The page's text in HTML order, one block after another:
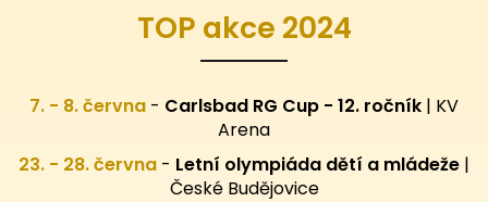
TOP akce 2024
7. - 8. června - Carlsbad RG Cup - 12. ročník | KV
Arena
23. - 28. června - Letní olympiáda dětí a mládeže |
České Budějovice